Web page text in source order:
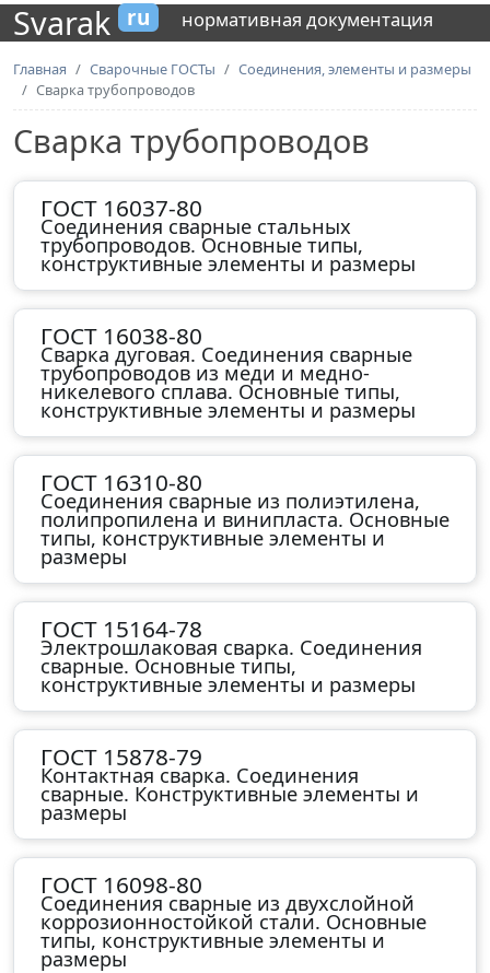
Svarak ru нормативная документация
Главная Сварочные ГОСТы
Соединения, элементы и размеры
Сварка трубопроводов
Сварка трубопроводов
ГОСТ 16037-80
Соединения сварные стальных
трубопроводов. Основные типы,
конструктивные элементы и размеры
ГОСТ 16038-80
Сварка дуговая. Соединения сварные
трубопроводов из меди и медно-
никелевого сплава. Основные типы,
конструктивные элементы и размеры
ГОСТ 16310-80
Соединения сварные из полиэтилена,
полипропилена и винипласта. Основные
типы, конструктивные элементы и
размеры
ГОСТ 15164-78
Электрошлаковая сварка. Соединения
сварные. Основные типы,
конструктивные элементы и размеры
ГОСТ 15878-79
Контактная сварка. Соединения
сварные. Конструктивные элементы и
размеры
ГОСТ 16098-80
Соединения сварные из двухслойной
коррозионностойкой стали. Основные
типы, конструктивные элементы и
размеры